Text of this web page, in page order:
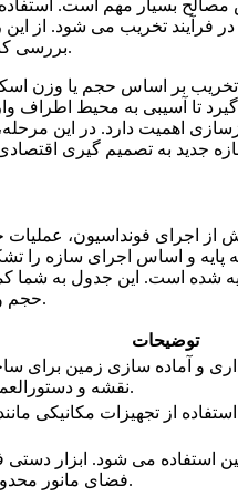
بسیار مهم است. استفاده
فرآیند تخریب می شود. از این
بررسی کنند تا از تجهیزات مناسب برای برش و جداسازی استفاده شود.
تخریب بر اساس حجم یا وزن
گیرد تا آسیبی به محیط
اهمیت دارد. در این
از اجرای فونداسیون،
و اساس اجرای سازه را
شده است. این جدول به
حجم و عمق خاکبرداری را به شکل دقیق تر و کاربردی تر درک کنید.
توضیحات
و آماده سازی زمین
نقشه و دستورالعمل های اجرایی انجام می شود.
از تجهیزات مکانیکی
استفاده می شود. ابزار
فضای مانور محدود یا حجم خاکبرداری کم باشد.